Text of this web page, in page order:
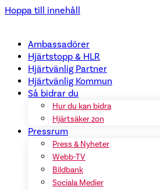
Hoppa till innehåll
Ambassadörer
Hjärtstopp & HLR
Hjärtvänlig Partner
Hjärtvänlig Kommun
Så bidrar du
Hur du kan bidra
Hjärtsäker zon
Pressrum
Press & Nyheter
Webb-TV
Bildbank
Sociala Medier